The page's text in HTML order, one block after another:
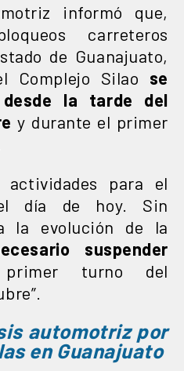
informó que,
carreteros
de Guanajuato,
Complejo Silao se
la tarde del
y durante el primer
actividades para el
día de hoy. Sin
la evolución de la
suspender
turno del
automotriz por
en Guanajuato